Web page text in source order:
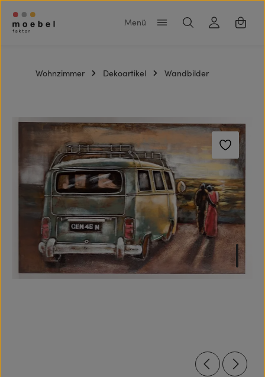
Zum Hauptinhalt springen
Wohnzimmer Dekoartikel Wandbilder
Bildergalerie überspringen